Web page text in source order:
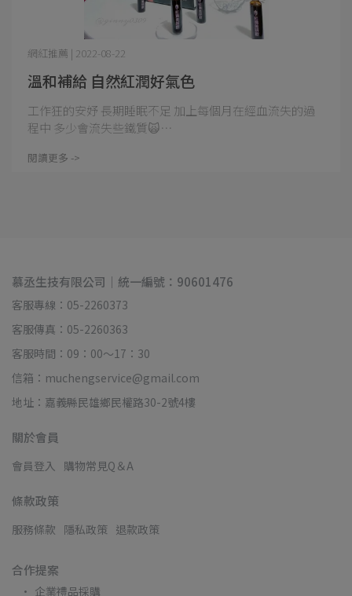
溫和補給 自然紅潤好氣色
網紅推薦 | 2022-08-22
工作狂的安妤 長期睡眠不足 加上每個月在經血流失的過
程中 多少會流失些鐵質🙀⋯
閱讀更多 ->
慕丞生技有限公司｜統一編號：90601476
客服專線：05-2260373
客服傳真：05-2260363
客服時間：09：00～17：30
信箱：muchengservice@gmail.com
地址：嘉義縣民雄鄉民權路30-2號4樓
關於會員
會員登入 購物常見Q＆A
條款政策
服務條款 隱私政策 退款政策
合作提案
企業禮品採購